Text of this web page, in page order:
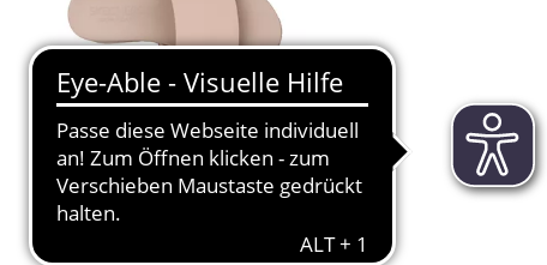
SKECHERS Damen-
Tops Mikrofaser
Scroll